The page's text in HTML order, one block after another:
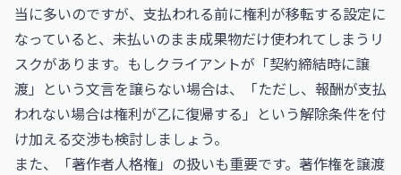
当に多いのですが、支払われる前に権利が移転する設定に
なっていると、未払いのまま成果物だけ使われてしまうリ
スクがあります。もしクライアントが「契約締結時に譲
渡」という文言を譲らない場合は、「ただし、報酬が支払
われない場合は権利が乙に復帰する」という解除条件を付
け加える交渉も検討しましょう。
また、「著作者人格権」の扱いも重要です。著作権を譲渡